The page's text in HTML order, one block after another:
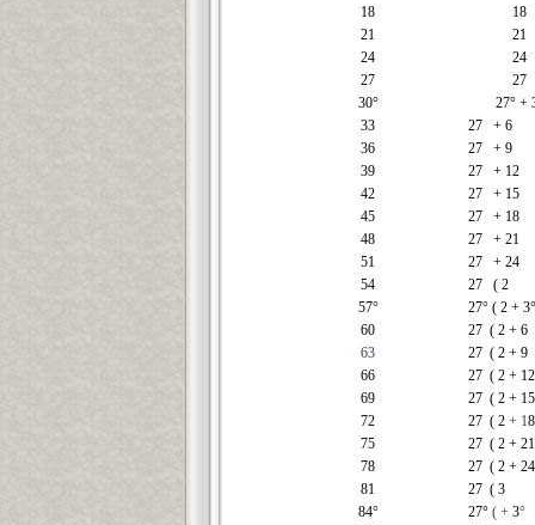
18
18
21
21
24
24
27
27
30°
27° +
33
27 + 6
36
27 + 9
39
27 + 12
42
27 + 15
45
27 + 18
48
27 + 21
51
27 + 24
54
27 ( 2
57°
27° ( 2 + 3°
60
27 ( 2 + 6
63
27 ( 2 + 9
66
27 ( 2 + 12
69
27 ( 2 + 15
72
27 ( 2 + 18
75
27 ( 2 + 21
78
27 ( 2 + 24
81
27 ( 3
84°
27° ( + 3°